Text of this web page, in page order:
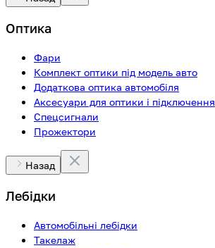
Оптика
Фари
Комплект оптики під модель авто
Додаткова оптика автомобіля
Аксесуари для оптики і підключення
Спецсигнали
Прожектори
Назад
Лебідки
Автомобільні лебідки
Такелаж